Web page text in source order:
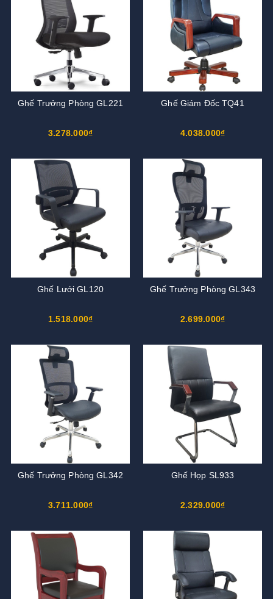
Ghế Trưởng Phòng GL221
3.278.000₫
Ghế Giám Đốc TQ41
4.038.000₫
Ghế Lưới GL120
1.518.000₫
Ghế Trưởng Phòng GL343
2.699.000₫
Ghế Trưởng Phòng GL342
3.711.000₫
Ghế Họp SL933
2.329.000₫